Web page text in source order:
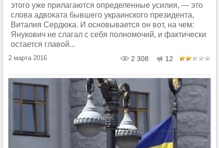
этого уже прилагаются определенные усилия, — это
слова адвоката бывшего украинского президента,
Виталия Сердюка. И основывается он вот, на чем:
Янукович не слагал с себя полномочий, и фактически
остается главой...
2 марта 2016 2 308 12